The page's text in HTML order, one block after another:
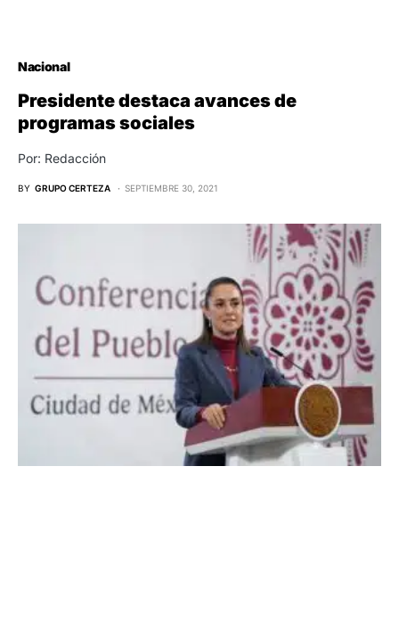
Nacional
Presidente destaca avances de
programas sociales
Por: Redacción
BY GRUPO CERTEZA SEPTIEMBRE 30, 2021